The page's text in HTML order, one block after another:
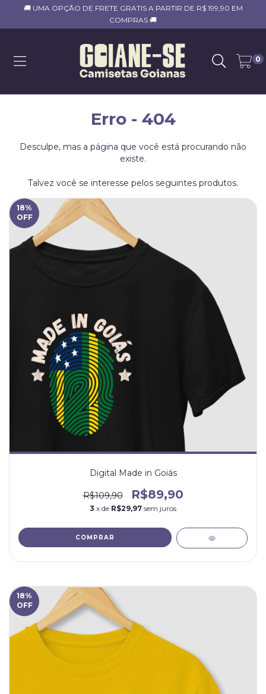
🚚 UMA OPÇÃO DE FRETE GRATIS A PARTIR DE R$ 199,90 EM
COMPRAS 🚚
0
Erro - 404
Desculpe, mas a página que você está procurando não
existe.
Talvez você se interesse pelos seguintes produtos.
18%
OFF
Digital Made in Goiás
R$109,90 R$89,90
3 x de R$29,97 sem juros
COMPRAR
18%
OFF